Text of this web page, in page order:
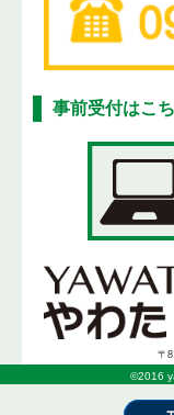
事前受付はこ
〒
©2016